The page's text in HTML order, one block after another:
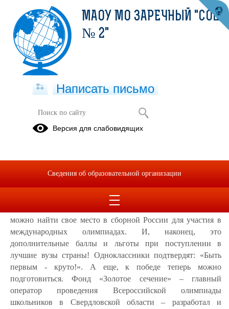
Учиться побеждать!
Почему стоит участвовать во Всероссийской олимпиады
школьников? Есть «стопудовые» причины! Во-первых, это
вторых, это возможность углубить свои знания и проявить
себя по любимому предмету. Это «олимпийский» рост –
можно найти свое место в сборной России для участия в
международных олимпиадах. И, наконец, это
дополнительные баллы и льготы при поступлении в
лучшие вузы страны! Одноклассники подтвердят: «Быть
первым - круто!». А еще, к победе теперь можно
подготовиться. Фонд «Золотое сечение» – главный
оператор проведения Всероссийской олимпиады
школьников в Свердловской области – разработал и
МАОУ МО ЗАРЕЧНЫЙ "СОШ
№ 2"
Написать письмо
Версия для слабовидящих
Сведения об образовательной организации